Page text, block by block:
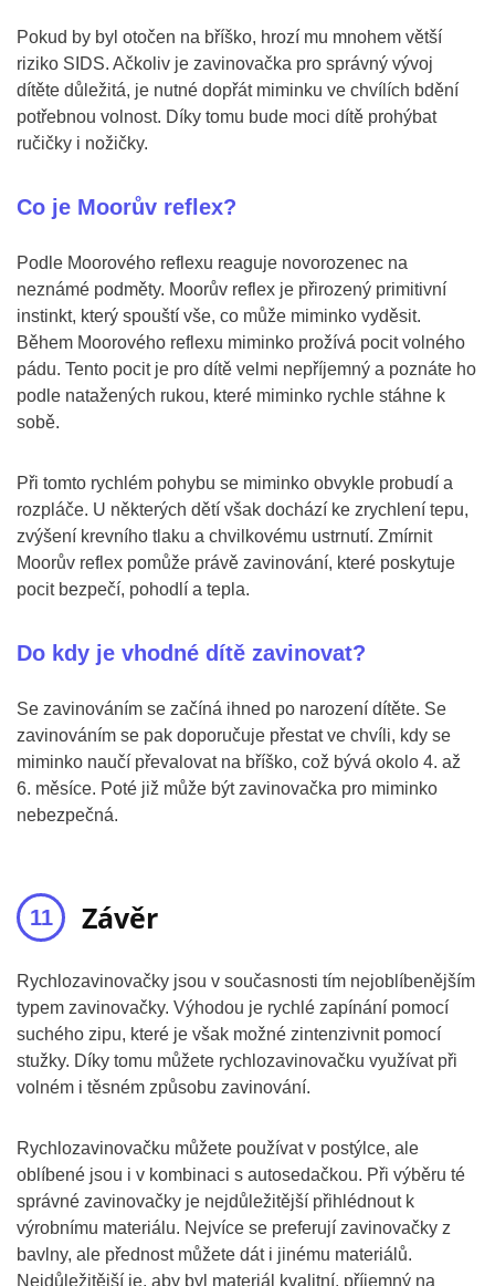
Pokud by byl otočen na bříško, hrozí mu mnohem větší
riziko SIDS. Ačkoliv je zavinovačka pro správný vývoj
dítěte důležitá, je nutné dopřát miminku ve chvílích bdění
potřebnou volnost. Díky tomu bude moci dítě prohýbat
ručičky i nožičky.
Co je Moorův reflex?
Podle Moorového reflexu reaguje novorozenec na
neznámé podměty. Moorův reflex je přirozený primitivní
instinkt, který spouští vše, co může miminko vyděsit.
Během Moorového reflexu miminko prožívá pocit volného
pádu. Tento pocit je pro dítě velmi nepříjemný a poznáte ho
podle natažených rukou, které miminko rychle stáhne k
sobě.
Při tomto rychlém pohybu se miminko obvykle probudí a
rozpláče. U některých dětí však dochází ke zrychlení tepu,
zvýšení krevního tlaku a chvilkovému ustrnutí. Zmírnit
Moorův reflex pomůže právě zavinování, které poskytuje
pocit bezpečí, pohodlí a tepla.
Do kdy je vhodné dítě zavinovat?
Se zavinováním se začíná ihned po narození dítěte. Se
zavinováním se pak doporučuje přestat ve chvíli, kdy se
miminko naučí převalovat na bříško, což bývá okolo 4. až
6. měsíce. Poté již může být zavinovačka pro miminko
nebezpečná.
Závěr
Rychlozavinovačky jsou v současnosti tím nejoblíbenějším
typem zavinovačky. Výhodou je rychlé zapínání pomocí
suchého zipu, které je však možné zintenzivnit pomocí
stužky. Díky tomu můžete rychlozavinovačku využívat při
volném i těsném způsobu zavinování.
Rychlozavinovačku můžete používat v postýlce, ale
oblíbené jsou i v kombinaci s autosedačkou. Při výběru té
správné zavinovačky je nejdůležitější přihlédnout k
výrobnímu materiálu. Nejvíce se preferují zavinovačky z
bavlny, ale přednost můžete dát i jinému materiálů.
Nejdůležitější je, aby byl materiál kvalitní, příjemný na